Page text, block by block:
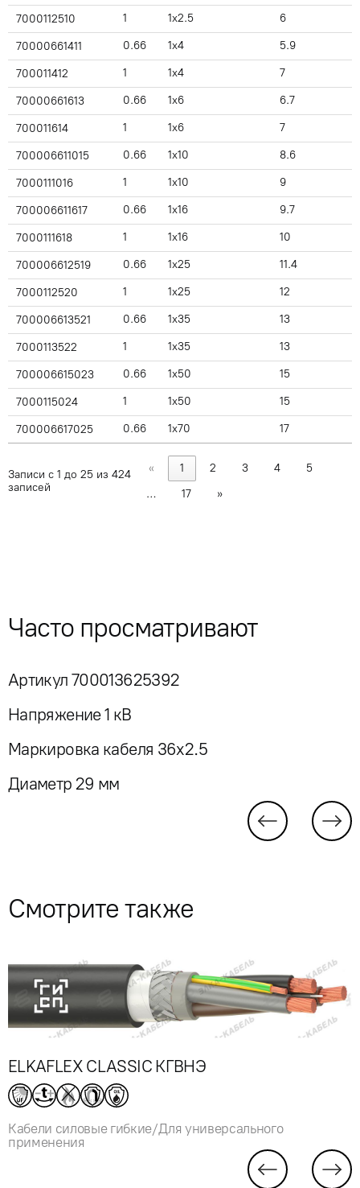
7000112510 1 1x2.5 6
70000661411 0.66 1x4 5.9
700011412 1 1x4 7
70000661613 0.66 1x6 6.7
700011614 1 1x6 7
700006611015 0.66 1x10 8.6
7000111016 1 1x10 9
700006611617 0.66 1x16 9.7
7000111618 1 1x16 10
700006612519 0.66 1x25 11.4
7000112520 1 1x25 12
700006613521 0.66 1x35 13
7000113522 1 1x35 13
700006615023 0.66 1x50 15
7000115024 1 1x50 15
700006617025 0.66 1x70 17
Записи с 1 до 25 из 424
записей
« 1 2 3 4
5
…
17 »
Часто просматривают
Артикул 700013625392
Напряжение 1 кВ
Маркировка кабеля 36x2.5
Диаметр 29 мм
Смотрите также
ELKAFLEX CLASSIC КГВНЭ
Кабели силовые гибкие/Для универсального
применения